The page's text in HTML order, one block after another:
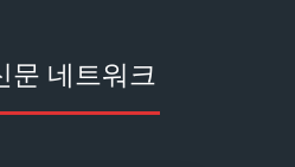
문 네트워크